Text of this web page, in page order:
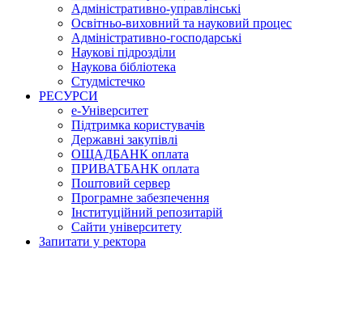
Адміністративно-управлінські
Освітньо-виховний та науковий процес
Адміністративно-господарські
Наукові підрозділи
Наукова бібліотека
Студмістечко
РЕСУРСИ
е-Університет
Підтримка користувачів
Державні закупівлі
ОЩАДБАНК оплата
ПРИВАТБАНК оплата
Поштовий сервер
Програмне забезпечення
Інституційний репозитарій
Сайти університету
Запитати у ректора